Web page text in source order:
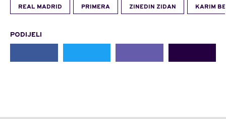
REAL MADRID PRIMERA ZINEDIN ZIDAN KARIM
PODIJELI